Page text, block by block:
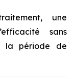
une
sans
la période de